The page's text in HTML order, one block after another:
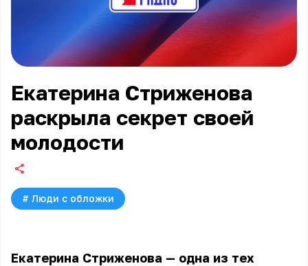
Екатерина Стриженова
раскрыла секрет своей
молодости
# Люди с обложки
Екатерина Стриженова — одна из тех